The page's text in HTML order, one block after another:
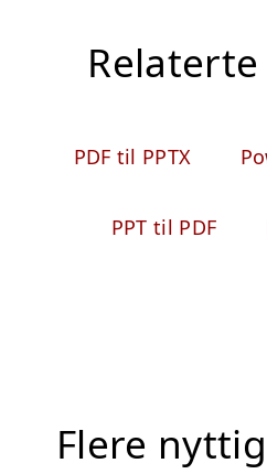
PDF til PPTX
PPT til PDF
Flere